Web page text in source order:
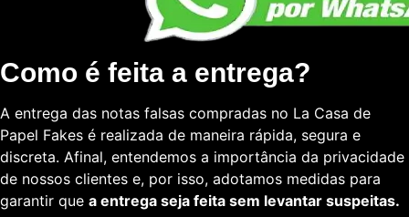
Como é feita a entrega?
A entrega das notas falsas compradas no La Casa de
Papel Fakes é realizada de maneira rápida, segura e
discreta. Afinal, entendemos a importância da privacidade
de nossos clientes e, por isso, adotamos medidas para
garantir que a entrega seja feita sem levantar suspeitas.